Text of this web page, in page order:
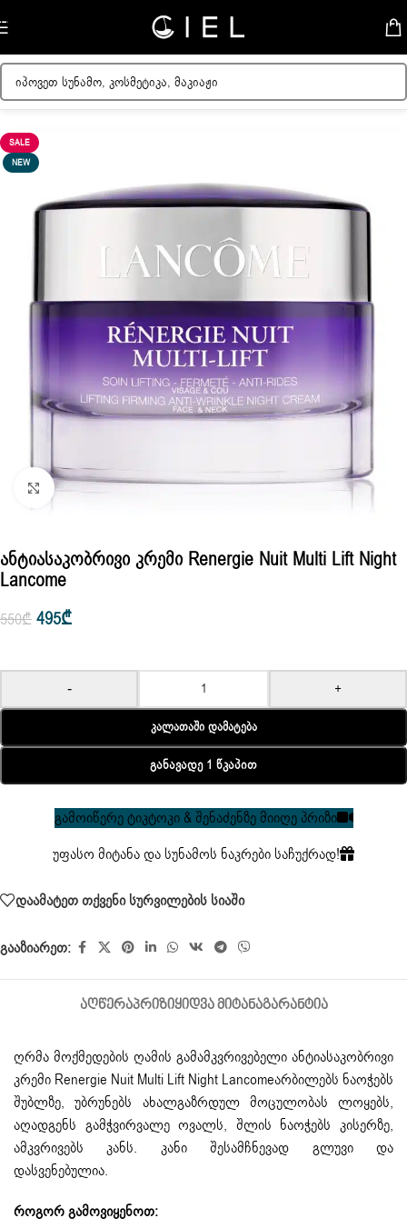
Skip to navigation
მთავარი/ქალის კოსმეტიკა/სახის მოვლა/სახის კრემები
SALE
NEW
Click to enlarge
Ანტიასაკობრივი Კრემი Renergie Nuit Multi Lift Night
Lancome
550₾ 495₾
- +
Კალათაში Დამატება
Განავადე 1 Წკაპით
გამოიწერე ტიკტოკი & შენაძენზე მიიღე პრიზი
უფასო მიტანა და სუნამოს ნაკრები საჩუქრად!
დაამატეთ თქვენი სურვილების სიაში
გააზიარეთ:
ᲐᲦᲬᲔᲠᲐᲞᲠᲘᲖᲘᲧᲘᲓᲕᲐ ᲛᲘᲢᲐᲜᲐᲒᲐᲠᲐᲜᲢᲘᲐ
ღრმა მოქმედების ღამის გამამკვრივებელი ანტიასაკობრივი
კრემი Renergie Nuit Multi Lift Night Lancomeარბილებს ნაოჭებს
შუბლზე, უბრუნებს ახალგაზრდულ მოცულობას ლოყებს,
აღადგენს გამჭვირვალე ოვალს, შლის ნაოჭებს კისერზე,
ამკვრივებს კანს. კანი შესამჩნევად გლუვი და
დასვენებულია.
როგორ გამოვიყენოთ: